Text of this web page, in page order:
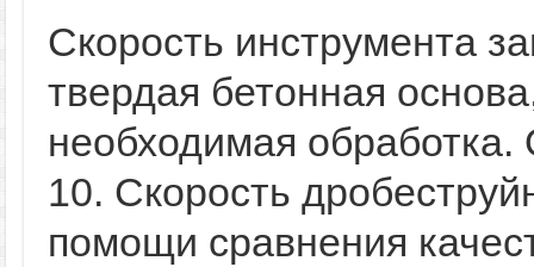
Скорость инструмента
твердая бетонная
необходимая обработка.
10. Скорость
помощи сравнения